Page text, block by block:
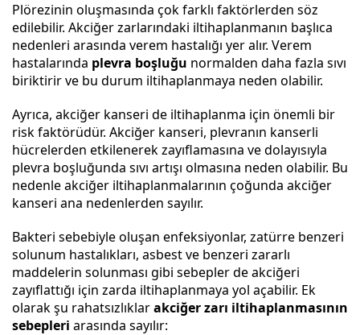
Plörezinin oluşmasında çok farklı faktörlerden söz
edilebilir. Akciğer zarlarındaki iltihaplanmanın başlıca
nedenleri arasında verem hastalığı yer alır. Verem
hastalarında plevra boşluğu normalden daha fazla sıvı
biriktirir ve bu durum iltihaplanmaya neden olabilir.
Ayrıca, akciğer kanseri de iltihaplanma için önemli bir
risk faktörüdür. Akciğer kanseri, plevranın kanserli
hücrelerden etkilenerek zayıflamasına ve dolayısıyla
plevra boşluğunda sıvı artışı olmasına neden olabilir. Bu
nedenle akciğer iltihaplanmalarının çoğunda akciğer
kanseri ana nedenlerden sayılır.
Bakteri sebebiyle oluşan enfeksiyonlar, zatürre benzeri
solunum hastalıkları, asbest ve benzeri zararlı
maddelerin solunması gibi sebepler de akciğeri
zayıflattığı için zarda iltihaplanmaya yol açabilir. Ek
olarak şu rahatsızlıklarakciğer zarı iltihaplanmasının
sebepleri arasında sayılır: